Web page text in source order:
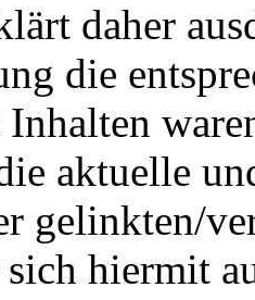
daher
die
aktuelle
gelinkten/
hiermit